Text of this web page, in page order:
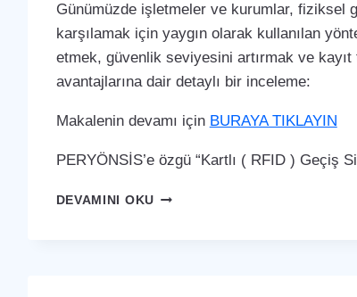
Günümüzde işletmeler ve kurumlar, fiziksel
karşılamak için yaygın olarak kullanılan
etmek, güvenlik seviyesini artırmak ve
avantajlarına dair detaylı bir inceleme:
Makalenin devamı için BURAYA TIKLAYIN
PERYÖNSİS’e özgü “Kartlı ( RFID ) Geçiş
DEVAMINI OKUYEŞILHISAR